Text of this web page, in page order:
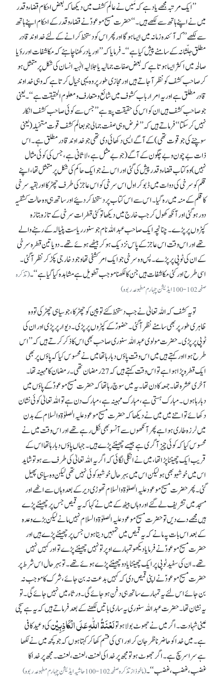
’’ ایک مرتبہ مجھے یاد ہے کہ مَیں نے عالم کشف میں دیکھا کہ بعض احکام قضاء و قدر
میں نے اپنے ہاتھ سے لکھے ہیں۔ ‘‘ حضرت مسیح موعودؑ نے قضاء و قدر کے احکام اپنے ہاتھ
سے لکھے’’ کہ آئندہ زمانہ میں ایسا ہو گا اور پھر اس کو دستخط کرانے کے لئے خداوند قادر
مطلق جلّشانہ کے سامنے پیش کیا ہے‘‘۔ فرمایا کہ’’ اور یاد رکھنا چاہئے کہ مکاشفات اور رؤیا
صالحہ میں اکثر ایسا ہوتا ہے کہ بعض صفات جمالیہ یا جلالیہ الٰہیہ انسان کی شکل پرمتمثل ہو
کر صاحب کشف کو نظر آ جاتے ہیں اور مجازی طور پر وہ یہی خیال کرتا ہے کہ وہی خداوند
قادر مطلق ہے اور یہ امر ارباب کشوف میں شائع و متعارف و معلوم الحقیقت ہے‘‘۔ یعنی
جو صاحب کشف ہیں ان کو اس کی حقیقت پتہ ہے’’ جس سے کوئی صاحب کشف انکار
نہیں کر سکتا‘‘ فرماتے ہیں کہ’’ غرض وہی صفت جمالی جو بعالم کشف قوت متخیلہ (یعنی
سوچنے کی جو قوت تھی) کے آگے ایسی دکھائی دی تھی جو خداوند قادر مطلق ہے۔ اس
ذات بے چون و بے چگون کے آگے (جو بے مثل ہے، لاثانی ہے، جس کی کوئی مثال
نہیں ) وہ کتاب قضاء و قدر پیش کی گئی اور اس نے جو ایک حاکم کی شکل پر متمثل تھا، اپنے
قلم کو سرخی کی دوات میں ڈبو کر اول اس سرخی کو اس عاجز کی طرف چھڑکا اور بقیہ سرخی
کا قلم کے منہ میں رہ گیا۔ اس سے اس کتاب پر دستخط کر دئیے اور ساتھ ہی وہ حالت کشفیہ
دور ہو گئی اور آنکھ کھول کر جب خارج میں دیکھا تو کئی قطرات سرخی کے تازہ بتازہ
کپڑوں پر پڑے۔ چنانچہ ایک صاحب عبداللہ نام جو سنور ریاست پٹیالہ کے رہنے والے
تھے اور اس وقت اس عاجز کے پاس نزدیک ہو کر بیٹھے ہوئے تھے۔ دو یا تین قطرہ سرخی
کے ان کی ٹوپی پر پڑے۔ پس وہ سرخی جو ایک امر کشفی تھا وجود خارجی پکڑ کر نظر آگئی۔
اسی طرح اور کئی مکاشفات ہیں جن کا لکھنا موجب تطویل ہے مشاہد ہ کیا گیا ہے‘‘۔(تذکرہ
صفحہ 102-100 ایڈیشن چہارم مطبوعہ ربوہ)
تو یہ کشف کہ اللہ تعالیٰ نے جب دستخط کئے تو پین کو چھڑکا، جو سیاہی چھڑکی تو وہ
ظاہری طور پر بھی سامنے نظر آ گئی۔ حضورؑ کے کپڑوں پر پڑی۔ دیوار پر پڑی اور ان کی
ٹوپی پر پڑی۔ حضرت مولوی عبداللہ سنوری صاحب بھی اس کا ذکر کرتے ہیں کہ’’ اس
طرح ہوا اور کہتے ہیں میں اس وقت پاؤں دبا رہا تھا میں نے محسوس کیا کہ پاؤں پر بھی
ایک قطرہ پڑا ہوا ہے تو اس وقت کہتے ہیں کہ 27رمضان تھی۔ رمضان کا مہینہ تھا۔
آخری عشرہ تھا۔ جمعہ کا دن تھا۔ یہ میں سوچ رہا تھا کہ حضرت مسیح موعودؑ کے پاؤں میں
دبار ہا ہوں۔ مبارک ہستی ہے، مبارک مہینہ ہے، مبارک دن ہے تو اللہ تعالیٰ کوئی نشان
دکھائے تو اتنے میں میں نے دیکھا کہ حضرت مسیح موعود علیہ الصلوٰۃ والسلام کے بدن
میں لرزہ طاری ہوا ہے پھر آنکھوں سے آنسو بھی نکل رہے تھے اور اس وقت میں نے
محسوس کیا کہ کوئی چیز آگری ہے جیسے چھینٹے پڑے ہیں۔ جہاں پاؤں دبا رہا تھا اس کے
قریب ایک چھینٹا پڑا تھا، میں نے انگلی لگائی کہ اگر یہ اللہ تعالیٰ کی طرف سے ہو تو شاید
اس میں خوشبو بھی ہو لیکن اس میں بہرحال خوشبو کوئی نہیں تھی لیکن وہ سیاہی پھیل
گئی۔ پھر حضرت مسیح موعود علیہ الصلوٰۃ والسلام تھوڑی دیر کے بعد وہاں سے اٹھے اور
مسجد میں تشریف لے گئے اور وہاں بیٹھ کے میں نے کہا کہ یہ قمیص جس پر چھینٹے پڑے
ہیں مجھے دے دیں تو حضرت مسیح موعود علیہ الصلوٰۃ والسلام نہیں مانے لیکن بڑے وعدہ
کے بعد اس بات پہ مانے کہ یہ قمیص میں تمہیں دیتا ہوں جس پر چھینٹے پڑے ہیں اور
حضرت مسیح موعودؑ نے فرمایا دیکھو تمہارے اوپر تو نہیں چھینٹے پڑے تو اور کہیں نہیں
تھے۔ ان کی سفید ٹوپی پر ایک چھینٹا یا دو چھینٹے پڑے ہوئے تھے۔ تو بہرحال اس شر ط پر
حضرت مسیح موعودؑ نے اپنی قمیص دی کہ کہیں بدعت نہ بن جائے، شرک کا موجب نہ
بن جائے اس لئے یہ تمہارے ساتھ ہی دفن ہوجائے گی۔ ورثاء میں نہیں جائے گی۔ تو
یہ نشان تھا۔ حضرت عبداللہ سنوری یہ ساری باتیں لکھنے کے بعد فرماتے ہیں کہ یہ ہے سچی
عینی شہادت۔ اگر میں نے جھوٹ بولا ہو تولَعْنَۃُ اللّٰہِ عَلَی الْکَاذِبِیْنکی وعید کافی
ہے۔ میں خدا کو حاضر ناظر جان کر اور اسی کی قسم کھا کر کہتا ہوں کہ جو کچھ میں نے لکھا
ہے سراسر سچ ہے۔ اگر جھوٹ ہو تو مجھ پر خدا کی لعنت، لعنت، لعنت۔ مجھ پر خدا کا
غضب، غضب، غضب‘‘۔(ماخوذ ازتذکرہ صفحہ102-100 حاشیہ ایڈیشن چہارم مطبوعہ ربوہ)